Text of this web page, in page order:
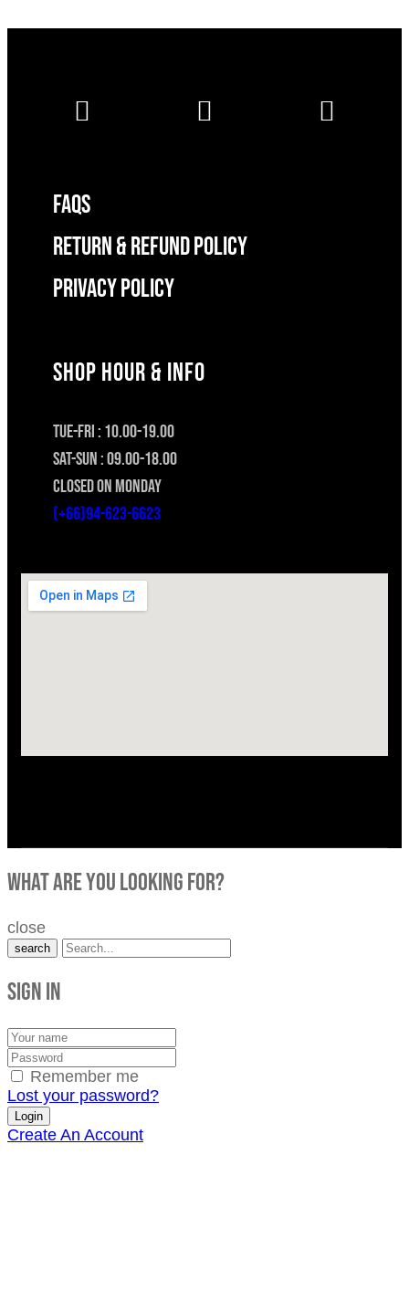
FAQS
RETURN & REFUND POLICY
Privacy Policy
SHOP HOUR & INFO
TUE-FRI : 10.00-19.00
SAT-SUN : 09.00-18.00
CLOSED ON MONDAY
(+66)94-623-6623
what are you looking for?
close
search
Sign in
Remember me
Lost your password?
Create An Account